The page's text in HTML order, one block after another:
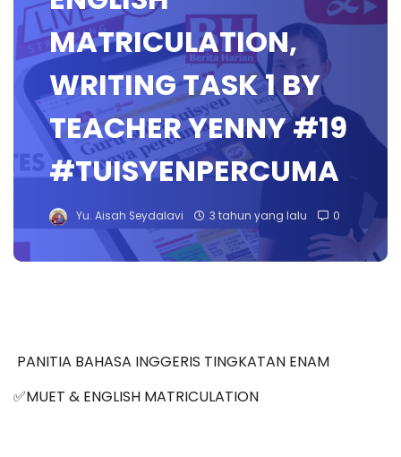
MATRICULATION,
WRITING TASK 1 BY
TEACHER YENNY #19
#TUISYENPERCUMA
Yu. Aisah Seydalavi 3 tahun yang lalu 0
PANITIA BAHASA INGGERIS TINGKATAN ENAM
✅MUET & ENGLISH MATRICULATION